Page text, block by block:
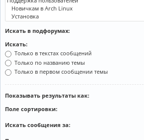
Искать в подфорумах:
Искать:
Только в текстах сообщений
Только по названию темы
Только в первом сообщении темы
Показывать результаты как:
Поле сортировки:
Искать сообщения за: